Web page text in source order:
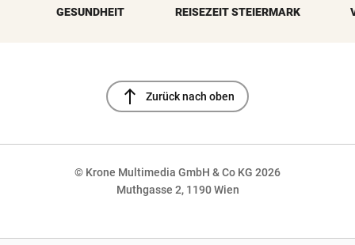
GESUNDHEIT REISEZEIT STEIERMARK
north Zurück nach oben
© Krone Multimedia GmbH & Co KG 2026
Muthgasse 2, 1190 Wien